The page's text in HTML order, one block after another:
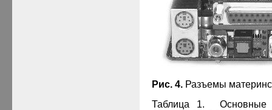
Рис. 4.Разъемы
Таблица 1. Основные